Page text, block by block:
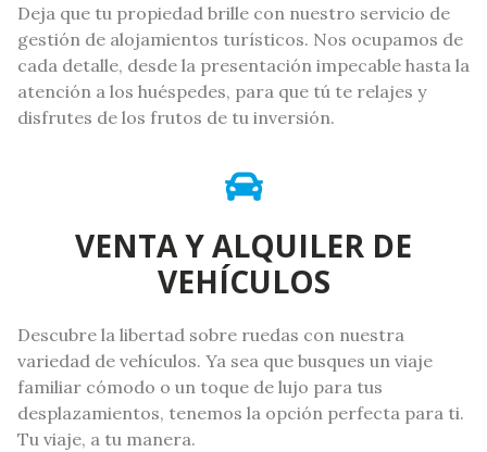
Deja que tu propiedad brille con nuestro servicio de
gestión de alojamientos turísticos. Nos ocupamos de
cada detalle, desde la presentación impecable hasta la
atención a los huéspedes, para que tú te relajes y
disfrutes de los frutos de tu inversión.
VENTA Y ALQUILER DE
VEHÍCULOS
Descubre la libertad sobre ruedas con nuestra
variedad de vehículos. Ya sea que busques un viaje
familiar cómodo o un toque de lujo para tus
desplazamientos, tenemos la opción perfecta para ti.
Tu viaje, a tu manera.